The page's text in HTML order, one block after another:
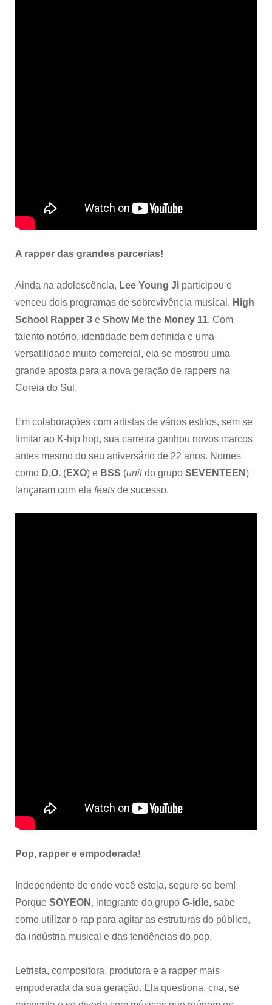
A rapper das grandes parcerias!
Ainda na adolescência, Lee Young Ji participou e
venceu dois programas de sobrevivência musical, High
School Rapper 3 e Show Me the Money 11. Com
talento notório, identidade bem definida e uma
versatilidade muito comercial, ela se mostrou uma
grande aposta para a nova geração de rappers na
Coreia do Sul.
Em colaborações com artistas de vários estilos, sem se
limitar ao K-hip hop, sua carreira ganhou novos marcos
antes mesmo do seu aniversário de 22 anos. Nomes
como D.O. (EXO) e BSS (unitdo grupo SEVENTEEN)
lançaram com ela feats de sucesso.
Pop, rapper e empoderada!
Independente de onde você esteja, segure-se bem!
Porque SOYEON , integrante do grupo G-idle, sabe
como utilizar o rap para agitar as estruturas do público,
da indústria musical e das tendências do pop.
Letrista, compositora, produtora e a rapper mais
empoderada da sua geração. Ela questiona, cria, se